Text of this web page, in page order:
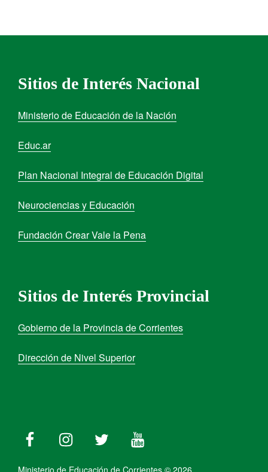
Sitios de Interés Nacional
Ministerio de Educación de la Nación
Educ.ar
Plan Nacional Integral de Educación Digital
Neurociencias y Educación
Fundación Crear Vale la Pena
Sitios de Interés Provincial
Gobierno de la Provincia de Corrientes
Dirección de Nivel Superior